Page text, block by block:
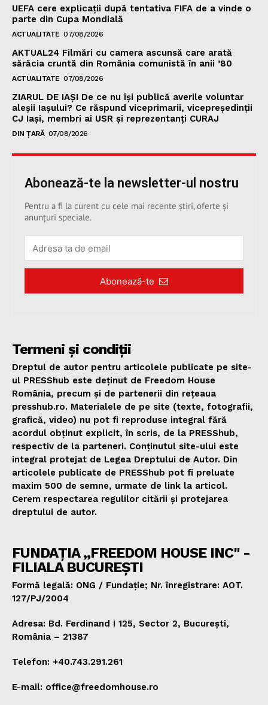
UEFA cere explicații după tentativa FIFA de a vinde o
parte din Cupa Mondială
ACTUALITATE 07/08/2026
AKTUAL24 Filmări cu camera ascunsă care arată
sărăcia cruntă din România comunistă în anii ’80
ACTUALITATE 07/08/2026
ZIARUL DE IAȘI De ce nu își publică averile voluntar
aleșii Iașului? Ce răspund viceprimarii, vicepreședinții
CJ Iași, membri ai USR și reprezentanți CURAJ
DIN ȚARĂ 07/08/2026
Abonează-te la newsletter-ul nostru
Pentru a fi la curent cu cele mai recente știri, oferte și
anunțuri speciale.
Abonează-te
Termeni și condiții
Dreptul de autor pentru articolele publicate pe site-
ul PRESShub este deținut de Freedom House
România, precum și de partenerii din rețeaua
presshub.ro. Materialele de pe site (texte, fotografii,
grafică, video) nu pot fi reproduse integral fără
acordul obținut explicit, în scris, de la PRESShub,
respectiv de la parteneri. Conținutul site-ului este
integral protejat de Legea Dreptului de Autor. Din
articolele publicate de PRESShub pot fi preluate
maxim 500 de semne, urmate de link la articol.
Cerem respectarea regulilor citării și protejarea
dreptului de autor.
FUNDAȚIA „FREEDOM HOUSE INC" -
FILIALA BUCUREȘTI
Formă legală: ONG / Fundație; Nr. înregistrare: AOT.
127/PJ/2004
Adresa: Bd. Ferdinand I 125, Sector 2, București,
România – 21387
Telefon: +40.743.291.261
E-mail: office@freedomhouse.ro